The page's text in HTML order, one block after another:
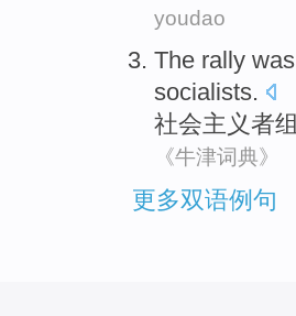
youdao
The rally was
socialists.
社会主义者
《牛津词典》
更多双语例句